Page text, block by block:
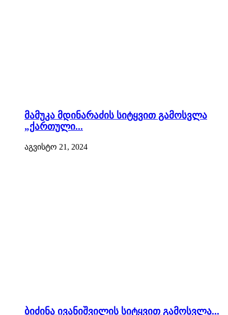
მამუკა მდინარაძის სიტყვით გამოსვლა
„ქართული...
აგვისტო 21, 2024
ბიძინა ივანიშვილის სიტყვით გამოსვლა...